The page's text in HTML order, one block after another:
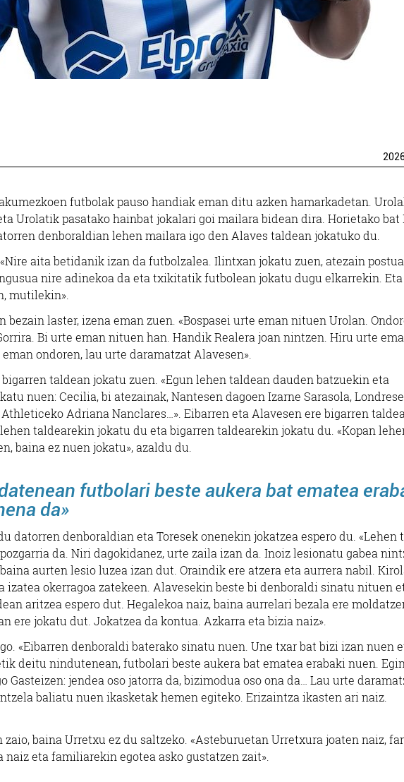
futbolak pauso handiak eman ditu azken hamarkadetan.
Urolatik pasatako hainbat jokalari goi mailara bidean dira. Horietako bat
denboraldian lehen mailara igo den Alaves taldean jokatuko du.
aita betidanik izan da futbolzalea. Ilintxan jokatu zuen, atezain
nire adinekoa da eta txikitatik futbolean jokatu dugu elkarrekin.
mutilekin».
bezain laster, izena eman zuen. «Bospasei urte eman nituen Urolan.
Bi urte eman nituen han. Handik Realera joan nintzen. Hiru urte
ondoren, lau urte daramatzat Alavesen».
taldean jokatu zuen. «Egun lehen taldean dauden batzuekin eta
nuen: Cecilia, bi atezainak, Nantesen dagoen Izarne Sarasola,
Adriana Nanclares…». Eibarren eta Alavesen ere bigarren
taldearekin jokatu du eta bigarren taldearekin jokatu du. «Kopan
baina ez nuen jokatu», azaldu du.
futbolari beste aukera bat ematea
da»
datorren denboraldian eta Toresek onenekin jokatzea espero du. «Lehen
da. Niri dagokidanez, urte zaila izan da. Inoiz lesionatu gabea
aurten lesio luzea izan dut. Oraindik ere atzera eta aurrera nabil.
okerragoa zatekeen. Alavesekin beste bi denboraldi sinatu nituen
aritzea espero dut. Hegalekoa naiz, baina aurrelari bezala ere
ere jokatu dut. Jokatzea da kontua. Azkarra eta bizia naiz».
«Eibarren denboraldi baterako sinatu nuen. Une txar bat bizi izan nuen
deitu nindutenean, futbolari beste aukera bat ematea erabaki nuen. Egin
Gasteizen: jendea oso jatorra da, bizimodua oso ona da… Lau urte
baliatu nuen ikasketak hemen egiteko. Erizaintza ikasten ari naiz.
baina Urretxu ez du saltzeko. «Asteburuetan Urretxura joaten naiz,
eta familiarekin egotea asko gustatzen zait».